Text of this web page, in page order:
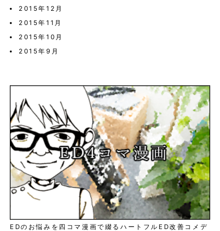
2015年12月
2015年11月
2015年10月
2015年9月
EDのお悩みを四コマ漫画で綴るハートフルED改善コメデ